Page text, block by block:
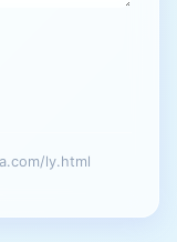
ly.html